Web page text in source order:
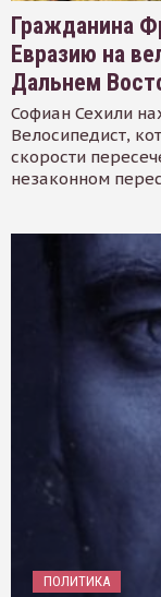
Гражданина
Евразию на
Дальнем
Софиан Сехили
Велосипедист,
скорости
незаконном
ПОЛИТИКА